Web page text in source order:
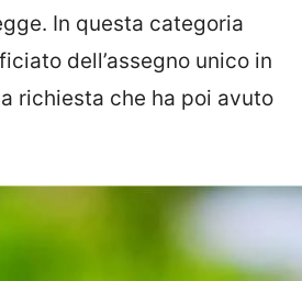
In questa categoria
dell’assegno unico in
richiesta che ha poi avuto